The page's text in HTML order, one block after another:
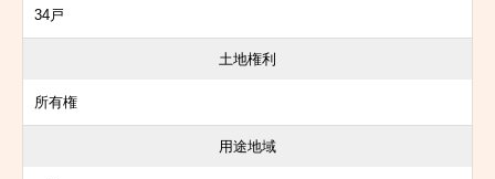
34戸
土地権利
所有権
用途地域